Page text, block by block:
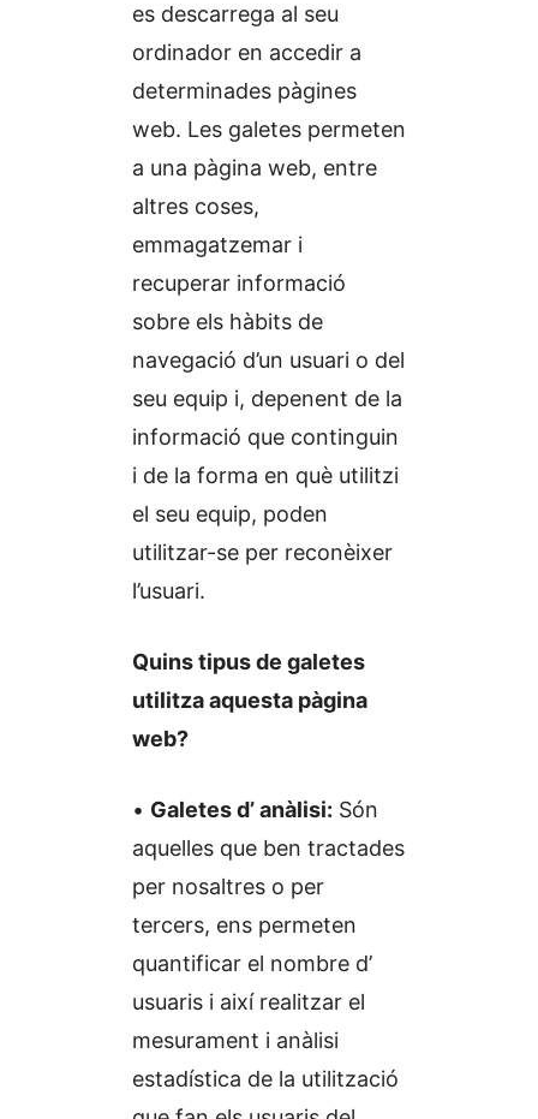
es descarrega al seu
ordinador en accedir a
determinades pàgines
web. Les galetes permeten
a una pàgina web, entre
altres coses,
emmagatzemar i
recuperar informació
sobre els hàbits de
navegació d’un usuari o del
seu equip i, depenent de la
informació que continguin
i de la forma en què utilitzi
el seu equip, poden
utilitzar-se per reconèixer
l’usuari.
Quins tipus de galetes
utilitza aquesta pàgina
web?
• Galetes d’ anàlisi: Són
aquelles que ben tractades
per nosaltres o per
tercers, ens permeten
quantificar el nombre d’
usuaris i així realitzar el
mesurament i anàlisi
estadística de la utilització